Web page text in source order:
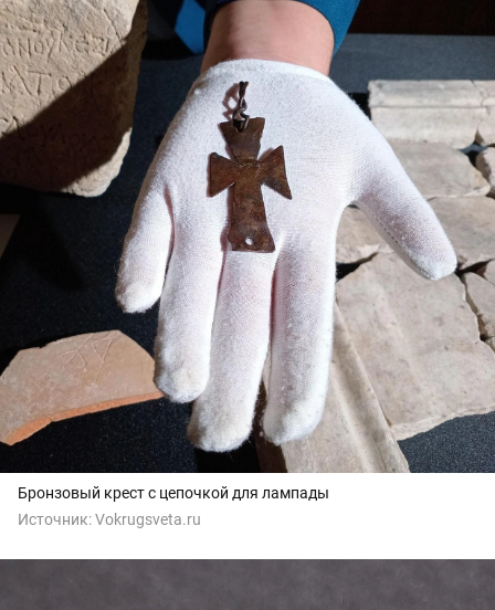
Бронзовый крест с цепочкой для лампады
Источник:Vokrugsveta.ru